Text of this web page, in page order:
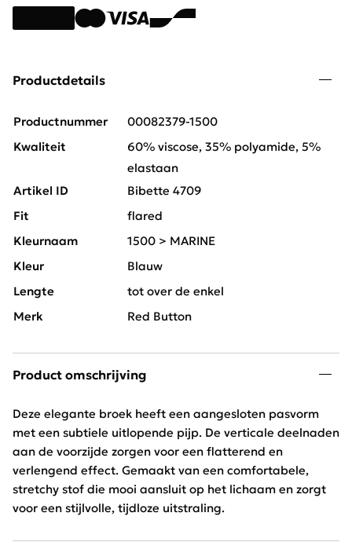
Productdetails
Productnummer
00082379-1500
Kwaliteit
60% viscose, 35% polyamide, 5%
elastaan
Artikel ID
Bibette 4709
Fit
flared
Kleurnaam
1500 > MARINE
Kleur
Blauw
Lengte
tot over de enkel
Merk
Red Button
Product omschrijving
Deze elegante broek heeft een aangesloten pasvorm
met een subtiele uitlopende pijp. De verticale deelnaden
aan de voorzijde zorgen voor een flatterend en
verlengend effect. Gemaakt van een comfortabele,
stretchy stof die mooi aansluit op het lichaam en zorgt
voor een stijlvolle, tijdloze uitstraling.